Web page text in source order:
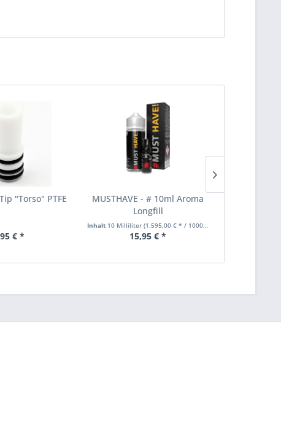
"Torso" PTFE
€ *
MUSTHAVE - # 10ml Aroma
Longfill
Inhalt 10 Milliliter(1.595,00 € * / 1000 Milliliter)
15,95 € *